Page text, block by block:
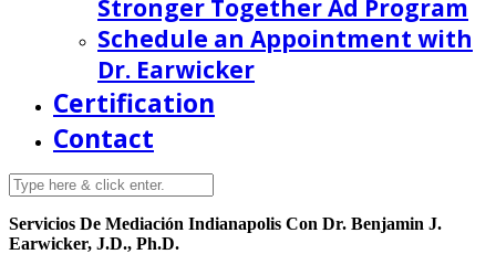
Stronger Together Ad Program
Schedule an Appointment with
Dr. Earwicker
Certification
Contact
Servicios De Mediación Indianapolis Con Dr. Benjamin J.
Earwicker, J.D., Ph.D.